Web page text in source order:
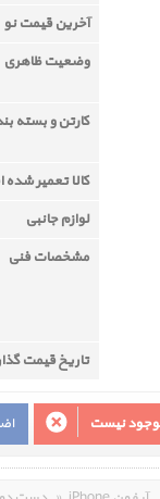
آخرین قیمت نو
وضعیت ظاهری
کارتن و بسته
کالا تعمیر
لوازم جانبی
مشخصات فنی
تاریخ قیمت
نیست